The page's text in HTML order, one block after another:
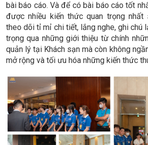
bài báo cáo. Và để có bài báo cáo tốt
được nhiều kiến thức quan trọng nhất
theo dõi tỉ mỉ chi tiết, lắng nghe, ghi chú
trọng qua những giới thiệu từ chính
quản lý tại Khách sạn mà còn không
mở rộng và tối ưu hóa những kiến thức